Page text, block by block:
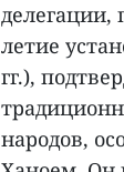
делегации,
летие
гг.),
народов,